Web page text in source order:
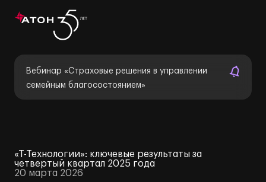
Вебинар «Страховые решения в управлении
семейным благосостоянием»
«Т-Технологии»: ключевые результаты за
четвертый квартал 2025 года
20 марта 2026